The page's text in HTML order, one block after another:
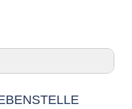
in Steffenberg